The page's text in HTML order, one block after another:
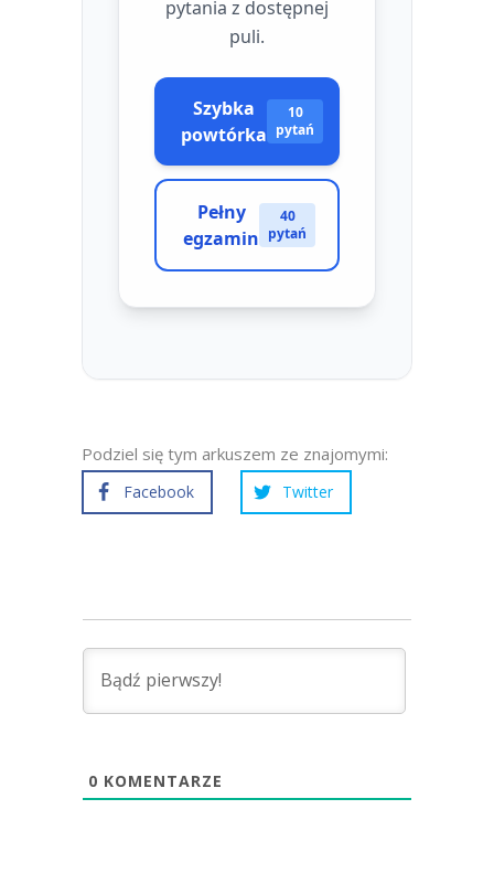
Podziel się tym arkuszem ze znajomymi:
Facebook Twitter
0 KOMENTARZE